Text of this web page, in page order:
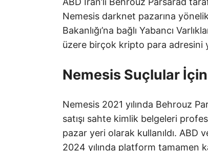
Nemesis darknet pazarına
Bakanlığı’na bağlı Yabancı
üzere birçok kripto para adresini
Nemesis Suçlular
Nemesis 2021 yılında Behrouz
satışı sahte kimlik belgeleri
pazar yeri olarak kullanıldı. ABD
2024 yılında platform tamamen